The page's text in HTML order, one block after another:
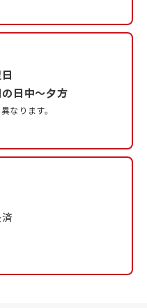
日中〜夕方
なります。